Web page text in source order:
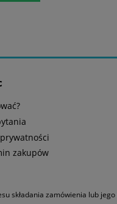
zakupów
składania zamówienia lub